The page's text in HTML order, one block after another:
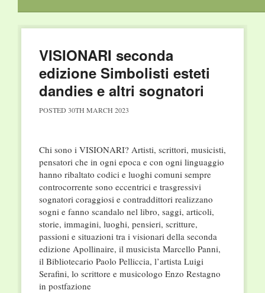
VISIONARI seconda
edizione Simbolisti esteti
dandies e altri sognatori
POSTED 30TH MARCH 2023
Chi sono i VISIONARI? Artisti, scrittori, musicisti,
pensatori che in ogni epoca e con ogni linguaggio
hanno ribaltato codici e luoghi comuni sempre
controcorrente sono eccentrici e trasgressivi
sognatori coraggiosi e contraddittori realizzano
sogni e fanno scandalo nel libro, saggi, articoli,
storie, immagini, luoghi, pensieri, scritture,
passioni e situazioni tra i visionari della seconda
edizione Apollinaire, il musicista Marcello Panni,
il Bibliotecario Paolo Pelliccia, l’artista Luigi
Serafini, lo scrittore e musicologo Enzo Restagno
in postfazione